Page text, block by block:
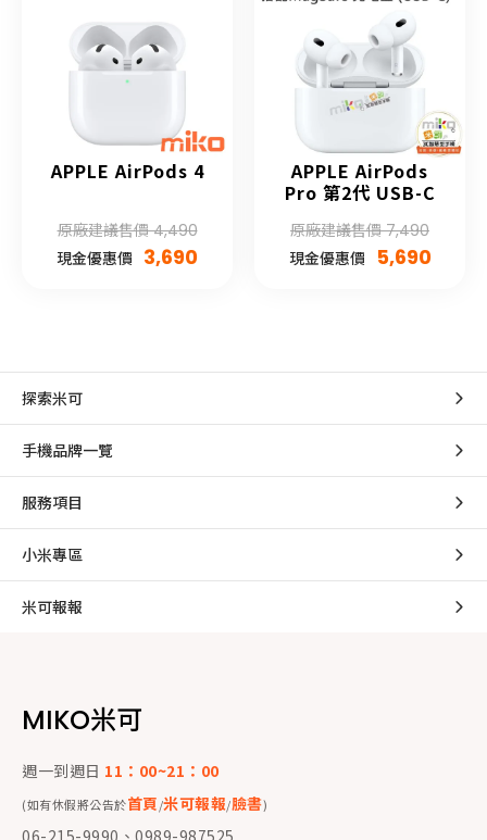
APPLE AirPods 4
原廠建議售價 4,490
現金優惠價 3,690
APPLE AirPods
Pro 第2代 USB-C
原廠建議售價 7,490
現金優惠價
5,690
探索米可
手機品牌一覽
服務項目
小米專區
米可報報
MIKO米可
週一到週日 11：00~21：00
(如有休假將公告於首頁/米可報報/臉書)
06-215-9990、0989-987525